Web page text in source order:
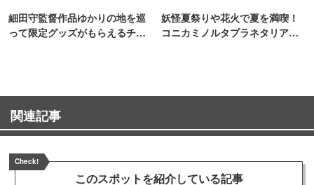
細田守監督作品ゆかりの地を巡
って限定グッズがもらえるチャ
妖怪夏祭りや花火で夏を満喫！
コニカミノルタプラネタリア
関連記事
Check!
このスポットを紹介している記事